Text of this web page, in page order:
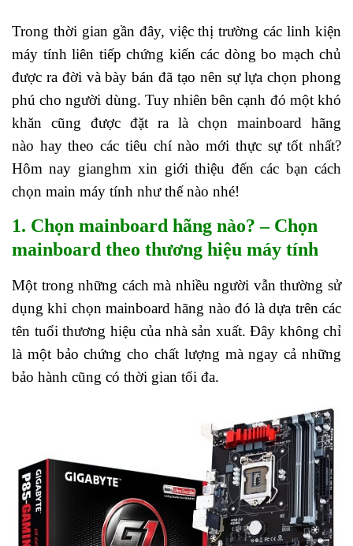
Trong thời gian gần đây, việc thị trường các linh kiện
máy tính liên tiếp chứng kiến các dòng bo mạch chủ
được ra đời và bày bán đã tạo nên sự lựa chọn phong
phú cho người dùng. Tuy nhiên bên cạnh đó một khó
khăn cũng được đặt ra là chọn mainboard hãng
nào hay theo các tiêu chí nào mới thực sự tốt nhất?
Hôm nay gianghm xin giới thiệu đến các bạn cách
chọn main máy tính như thế nào nhé!
1. Chọn mainboard hãng nào? – Chọn
mainboard theo thương hiệu máy tính
Một trong những cách mà nhiều người vẫn thường sử
dụng khi chọn mainboard hãng nào đó là dựa trên các
tên tuổi thương hiệu của nhà sản xuất. Đây không chỉ
là một bảo chứng cho chất lượng mà ngay cả những
bảo hành cũng có thời gian tối đa.